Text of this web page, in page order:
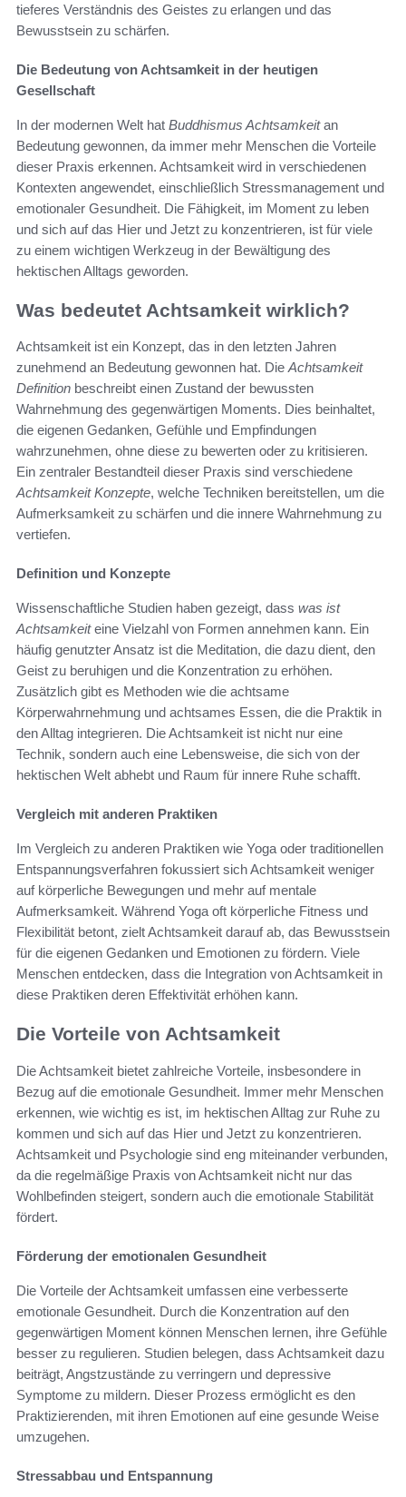
tieferes Verständnis des Geistes zu erlangen und das
Bewusstsein zu schärfen.
Die Bedeutung von Achtsamkeit in der heutigen
Gesellschaft
In der modernen Welt hat Buddhismus Achtsamkeitan
Bedeutung gewonnen, da immer mehr Menschen die Vorteile
dieser Praxis erkennen. Achtsamkeit wird in verschiedenen
Kontexten angewendet, einschließlich Stressmanagement und
emotionaler Gesundheit. Die Fähigkeit, im Moment zu leben
und sich auf das Hier und Jetzt zu konzentrieren, ist für viele
zu einem wichtigen Werkzeug in der Bewältigung des
hektischen Alltags geworden.
Was bedeutet Achtsamkeit wirklich?
Achtsamkeit ist ein Konzept, das in den letzten Jahren
zunehmend an Bedeutung gewonnen hat. Die Achtsamkeit
Definition beschreibt einen Zustand der bewussten
Wahrnehmung des gegenwärtigen Moments. Dies beinhaltet,
die eigenen Gedanken, Gefühle und Empfindungen
wahrzunehmen, ohne diese zu bewerten oder zu kritisieren.
Ein zentraler Bestandteil dieser Praxis sind verschiedene
Achtsamkeit Konzepte, welche Techniken bereitstellen, um die
Aufmerksamkeit zu schärfen und die innere Wahrnehmung zu
vertiefen.
Definition und Konzepte
Wissenschaftliche Studien haben gezeigt, dass was ist
Achtsamkeiteine Vielzahl von Formen annehmen kann. Ein
häufig genutzter Ansatz ist die Meditation, die dazu dient, den
Geist zu beruhigen und die Konzentration zu erhöhen.
Zusätzlich gibt es Methoden wie die achtsame
Körperwahrnehmung und achtsames Essen, die die Praktik in
den Alltag integrieren. Die Achtsamkeit ist nicht nur eine
Technik, sondern auch eine Lebensweise, die sich von der
hektischen Welt abhebt und Raum für innere Ruhe schafft.
Vergleich mit anderen Praktiken
Im Vergleich zu anderen Praktiken wie Yoga oder traditionellen
Entspannungsverfahren fokussiert sich Achtsamkeit weniger
auf körperliche Bewegungen und mehr auf mentale
Aufmerksamkeit. Während Yoga oft körperliche Fitness und
Flexibilität betont, zielt Achtsamkeit darauf ab, das Bewusstsein
für die eigenen Gedanken und Emotionen zu fördern. Viele
Menschen entdecken, dass die Integration von Achtsamkeit in
diese Praktiken deren Effektivität erhöhen kann.
Die Vorteile von Achtsamkeit
Die Achtsamkeit bietet zahlreiche Vorteile, insbesondere in
Bezug auf die emotionale Gesundheit. Immer mehr Menschen
erkennen, wie wichtig es ist, im hektischen Alltag zur Ruhe zu
kommen und sich auf das Hier und Jetzt zu konzentrieren.
Achtsamkeit und Psychologie sind eng miteinander verbunden,
da die regelmäßige Praxis von Achtsamkeit nicht nur das
Wohlbefinden steigert, sondern auch die emotionale Stabilität
fördert.
Förderung der emotionalen Gesundheit
Die Vorteile der Achtsamkeit umfassen eine verbesserte
emotionale Gesundheit. Durch die Konzentration auf den
gegenwärtigen Moment können Menschen lernen, ihre Gefühle
besser zu regulieren. Studien belegen, dass Achtsamkeit dazu
beiträgt, Angstzustände zu verringern und depressive
Symptome zu mildern. Dieser Prozess ermöglicht es den
Praktizierenden, mit ihren Emotionen auf eine gesunde Weise
umzugehen.
Stressabbau und Entspannung